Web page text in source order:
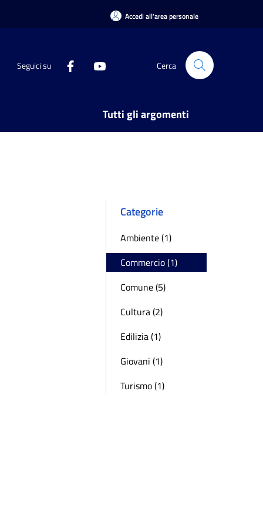
Accedi all'area personale
Seguici su Cerca
Tutti gli argomenti
Categorie
Ambiente (1)
Commercio (1)
Comune (5)
Cultura (2)
Edilizia (1)
Giovani (1)
Turismo (1)